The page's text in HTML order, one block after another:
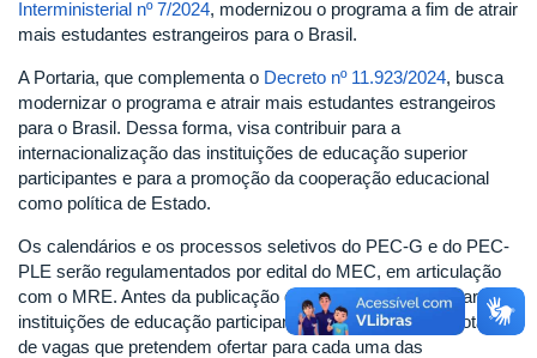
Interministerial nº 7/2024, modernizou o programa a fim de atrair
mais estudantes estrangeiros para o Brasil.
A Portaria, que complementa o Decreto nº 11.923/2024, busca
modernizar o programa e atrair mais estudantes estrangeiros
para o Brasil. Dessa forma, visa contribuir para a
internacionalização das instituições de educação superior
participantes e para a promoção da cooperação educacional
como política de Estado.
Os calendários e os processos seletivos do PEC-G e do PEC-
PLE serão regulamentados por edital do MEC, em articulação
com o MRE. Antes da publicação do edital, o MEC solicitará às
instituições de educação participantes que informem os totais
de vagas que pretendem ofertar para cada uma das